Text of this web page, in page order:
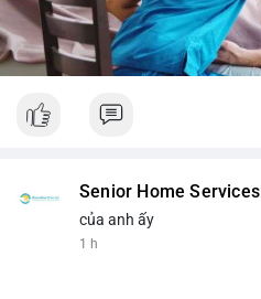
Senior Home Services
của anh ấy
1 h